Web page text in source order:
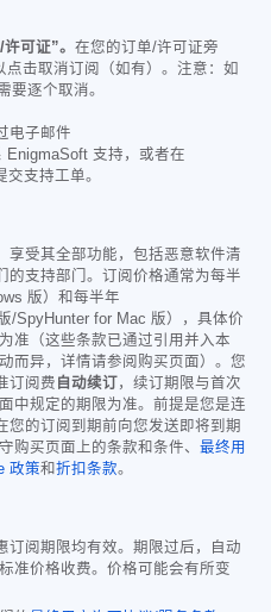
可证”。 在您的订单/许可证旁
击取消订阅（如有）。注意：如
要逐个取消。
电子邮件
EnigmaSoft 支持，或者在
交支持工单。
享受其全部功能，包括恶意软件清
的支持部门。订阅价格通常为每半
版）和每半年
/SpyHunter for Mac 版），具体价
准（这些条款已通过引用并入本
而异，详情请参阅购买页面）。您
订阅费 自动续订，续订期限与首次
中规定的期限为准。前提是您是连
您的订阅到期前向您发送即将到期
购买页面上的条款和条件、 最终用
政策和折扣条款。
订阅期限均有效。期限过后，自动
准价格收费。价格可能会有所变